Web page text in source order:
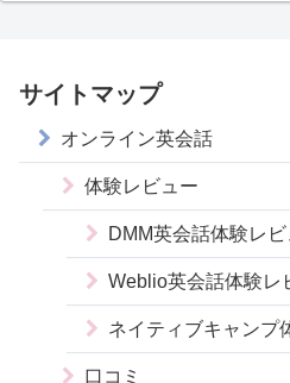
サイトマップ
オンライン英会話
体験レビュー
DMM英会話体験レビ
Weblio英会話体験レ
ネイティブキャンプ
口コミ